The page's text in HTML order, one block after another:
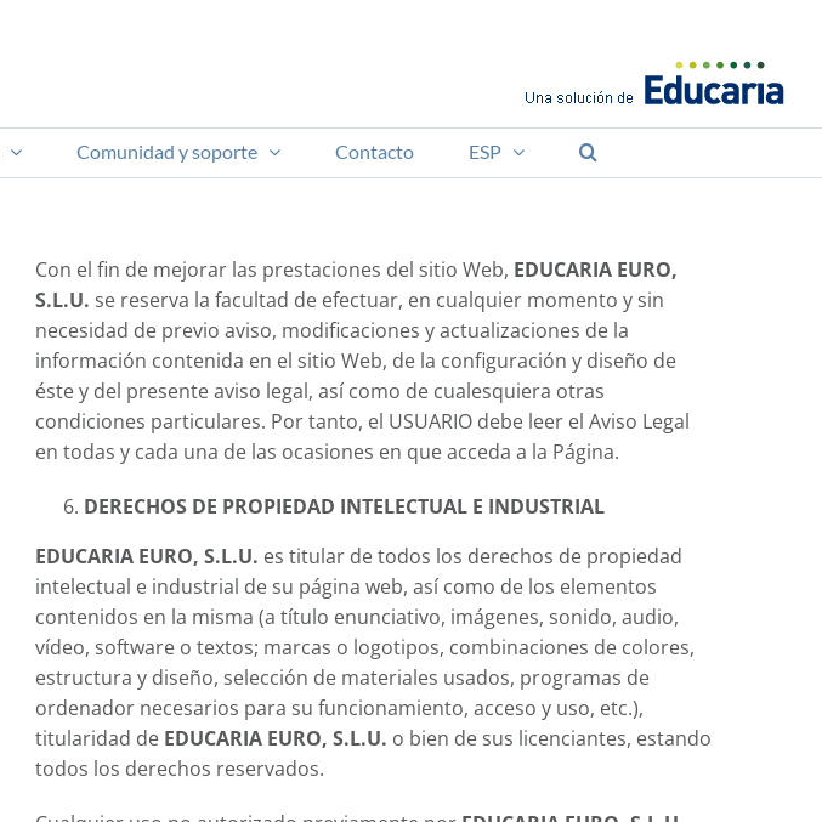
Comunidad y soporte Contacto ESP
Con el fin de mejorar las prestaciones del sitio Web, EDUCARIA EURO,
S.L.U. se reserva la facultad de efectuar, en cualquier momento y sin
necesidad de previo aviso, modificaciones y actualizaciones de la
información contenida en el sitio Web, de la configuración y diseño de
éste y del presente aviso legal, así como de cualesquiera otras
condiciones particulares. Por tanto, el USUARIO debe leer el Aviso Legal
en todas y cada una de las ocasiones en que acceda a la Página.
DERECHOS DE PROPIEDAD INTELECTUAL E INDUSTRIAL
EDUCARIA EURO, S.L.U. es titular de todos los derechos de propiedad
intelectual e industrial de su página web, así como de los elementos
contenidos en la misma (a título enunciativo, imágenes, sonido, audio,
vídeo, software o textos; marcas o logotipos, combinaciones de colores,
estructura y diseño, selección de materiales usados, programas de
ordenador necesarios para su funcionamiento, acceso y uso, etc.),
titularidad de EDUCARIA EURO, S.L.U. o bien de sus licenciantes, estando
todos los derechos reservados.